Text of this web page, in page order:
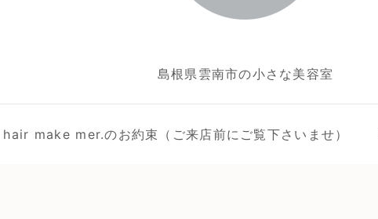
島根県雲南市の小さな美容室
hair make mer.のお約束（ご来店前にご覧下さいませ）